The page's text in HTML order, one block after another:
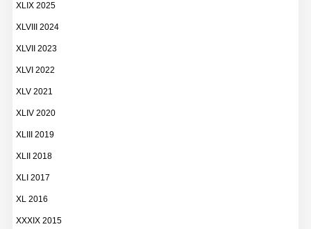
XLIX 2025
XLVIII 2024
XLVII 2023
XLVI 2022
XLV 2021
XLIV 2020
XLIII 2019
XLII 2018
XLI 2017
XL 2016
XXXIX 2015